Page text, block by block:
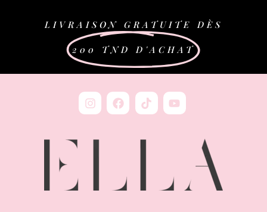
LIVRAISON GRATUITE DÈS
200 TND D'ACHAT